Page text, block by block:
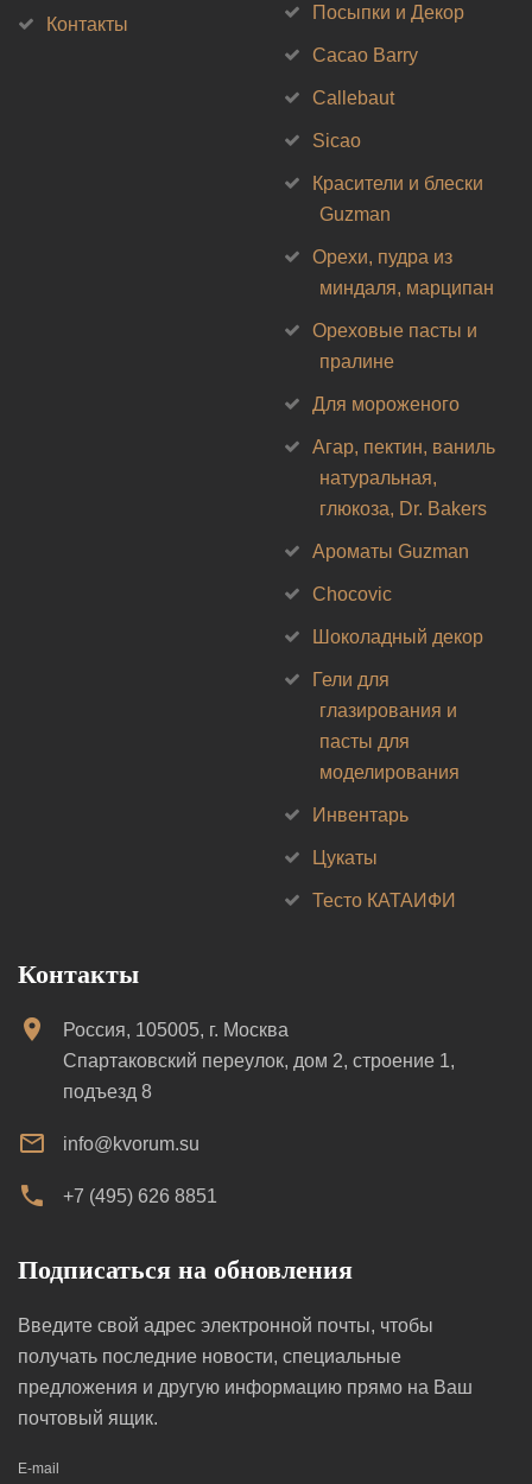
Контакты
Посыпки и Декор
Cacao Barry
Callebaut
Sicao
Красители и блески
Guzman
Орехи, пудра из
миндаля, марципан
Ореховые пасты и
пралине
Для мороженого
Агар, пектин, ваниль
натуральная,
глюкоза, Dr. Bakers
Ароматы Guzman
Chocovic
Шоколадный декор
Гели для
глазирования и
пасты для
моделирования
Инвентарь
Цукаты
Тесто КАТАИФИ
Контакты
Россия, 105005, г. Москва
Спартаковский переулок, дом 2, строение 1,
подъезд 8
info@kvorum.su
+7 (495) 626 8851
Подписаться на обновления
Введите свой адрес электронной почты, чтобы
получать последние новости, специальные
предложения и другую информацию прямо на Ваш
почтовый ящик.
E-mail